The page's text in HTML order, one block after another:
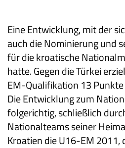
Eine Entwicklung, mit der
auch die Nominierung und
für die kroatische
hatte. Gegen die Türkei
EM-Qualifikation 13
Die Entwicklung zum
folgerichtig, schließlich
Nationalteams seiner
Kroatien die U16-EM 2011,